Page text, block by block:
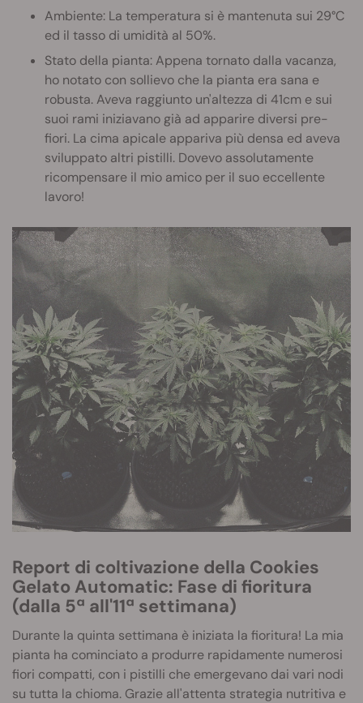
Ambiente: La temperatura si è mantenuta sui 29°C
ed il tasso di umidità al 50%.
Stato della pianta: Appena tornato dalla vacanza,
ho notato con sollievo che la pianta era sana e
robusta. Aveva raggiunto un'altezza di 41cm e sui
suoi rami iniziavano già ad apparire diversi pre-
fiori. La cima apicale appariva più densa ed aveva
sviluppato altri pistilli. Dovevo assolutamente
ricompensare il mio amico per il suo eccellente
lavoro!
Report di coltivazione della Cookies
Gelato Automatic: Fase di fioritura
(dalla 5ª all'11ª settimana)
Durante la quinta settimana è iniziata la fioritura! La mia
pianta ha cominciato a produrre rapidamente numerosi
fiori compatti, con i pistilli che emergevano dai vari nodi
su tutta la chioma. Grazie all'attenta strategia nutritiva e